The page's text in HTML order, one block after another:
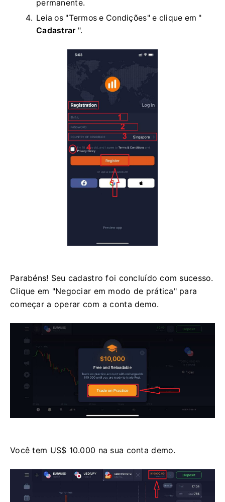
permanente.
Leia os "Termos e Condições" e clique em "
Cadastrar ".
Parabéns! Seu cadastro foi concluído com sucesso.
Clique em "Negociar em modo de prática" para
começar a operar com a conta demo.
Você tem US$ 10.000 na sua conta demo.